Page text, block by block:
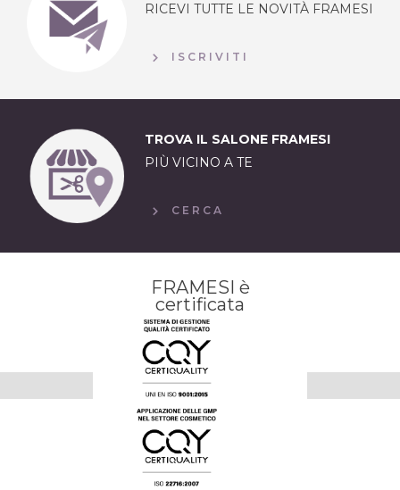
RICEVI TUTTE LE NOVITÀ FRAMESI
ISCRIVITI
TROVA IL SALONE FRAMESI
PIÙ VICINO A TE
CERCA
FRAMESI è
certificata